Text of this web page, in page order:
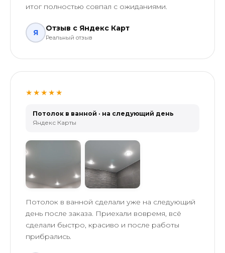
итог полностью совпал с ожиданиями.
Я Отзыв с Яндекс Карт
Реальный отзыв
★★★★★
Потолок в ванной · на следующий день
Яндекс Карты
Потолок в ванной сделали уже на следующий
день после заказа. Приехали вовремя, всё
сделали быстро, красиво и после работы
прибрались.